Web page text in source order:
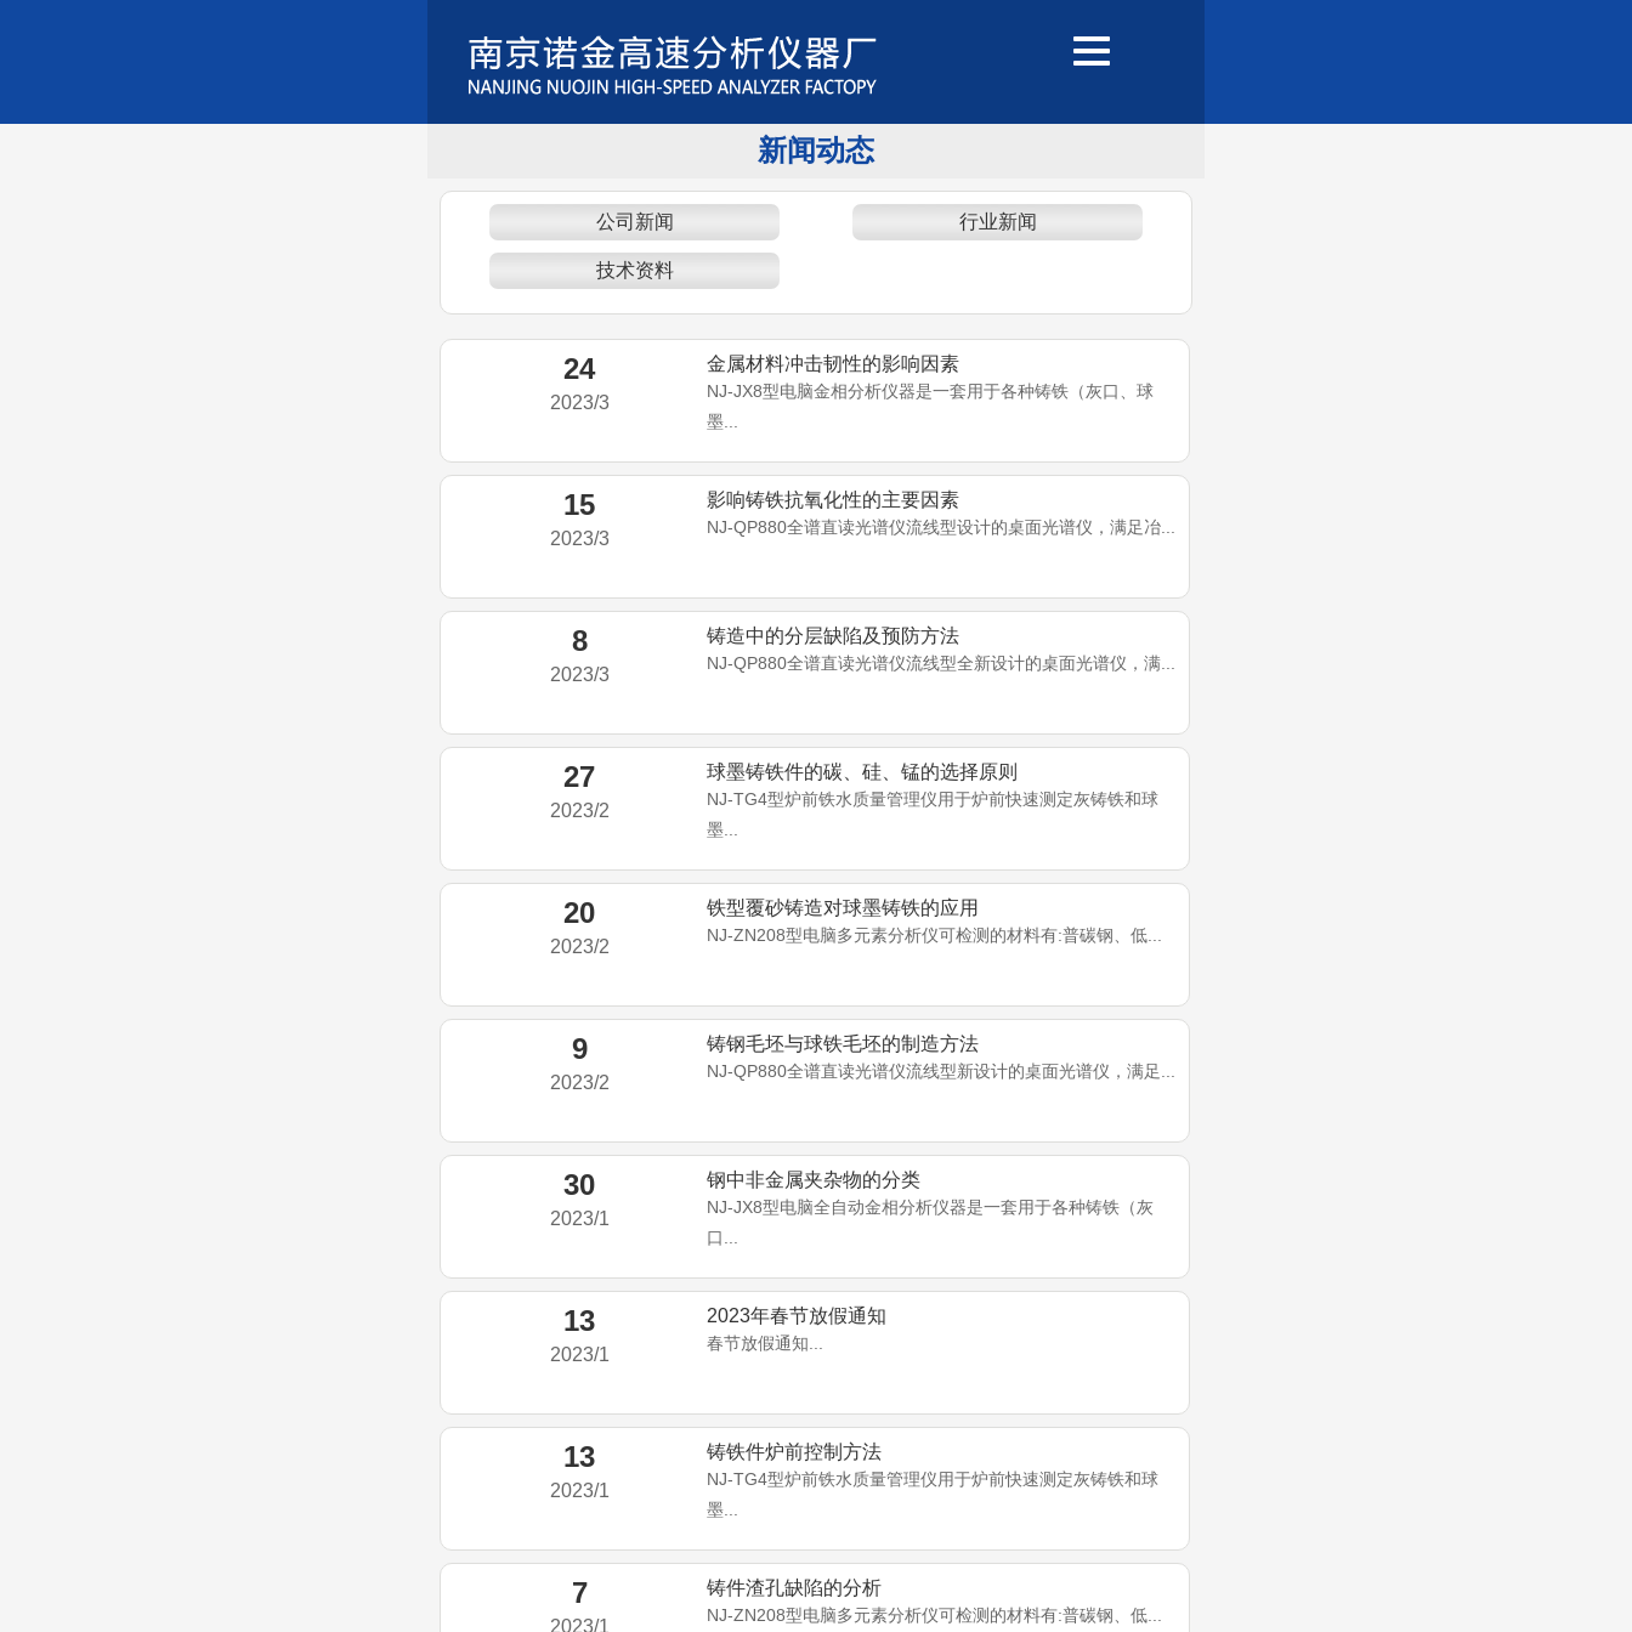
新闻动态
公司新闻 行业新闻
技术资料
24
2023/3
金属材料冲击韧性的影响因素
NJ-JX8型电脑金相分析仪器是一套用于各种铸铁（灰口、球
墨...
15
2023/3
影响铸铁抗氧化性的主要因素
NJ-QP880全谱直读光谱仪流线型设计的桌面光谱仪，满足冶...
8
2023/3
铸造中的分层缺陷及预防方法
NJ-QP880全谱直读光谱仪流线型全新设计的桌面光谱仪，满...
27
2023/2
球墨铸铁件的碳、硅、锰的选择原则
NJ-TG4型炉前铁水质量管理仪用于炉前快速测定灰铸铁和球
墨...
20
2023/2
铁型覆砂铸造对球墨铸铁的应用
NJ-ZN208型电脑多元素分析仪可检测的材料有:普碳钢、低...
9
2023/2
铸钢毛坯与球铁毛坯的制造方法
NJ-QP880全谱直读光谱仪流线型新设计的桌面光谱仪，满足...
30
2023/1
钢中非金属夹杂物的分类
NJ-JX8型电脑全自动金相分析仪器是一套用于各种铸铁（灰
口...
13
2023/1
2023年春节放假通知
春节放假通知...
13
2023/1
铸铁件炉前控制方法
NJ-TG4型炉前铁水质量管理仪用于炉前快速测定灰铸铁和球
墨...
7
2023/1
铸件渣孔缺陷的分析
NJ-ZN208型电脑多元素分析仪可检测的材料有:普碳钢、低...